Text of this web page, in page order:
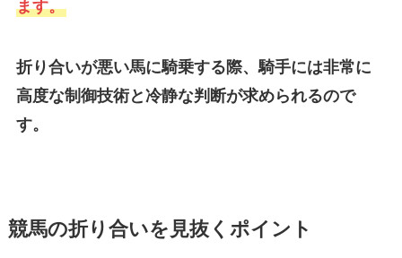
ます。
折り合いが悪い馬に騎乗する際、騎手には非常に
高度な制御技術と冷静な判断が求められるので
す。
競馬の折り合いを見抜くポイント